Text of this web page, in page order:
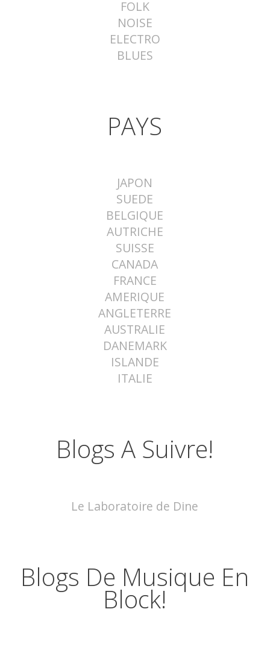
FOLK
NOISE
ELECTRO
BLUES
PAYS
JAPON
SUEDE
BELGIQUE
AUTRICHE
SUISSE
CANADA
FRANCE
AMERIQUE
ANGLETERRE
AUSTRALIE
DANEMARK
ISLANDE
ITALIE
Blogs A Suivre!
Le Laboratoire de Dine
Blogs De Musique En
Block!